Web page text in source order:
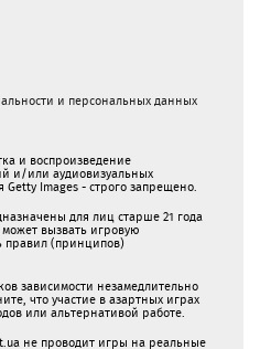
и персональных данных
и воспроизведение
и/или аудиовизуальных
Images - строго запрещено.
для лиц старше 21 года
может вызвать игровую
правил (принципов)
зависимости незамедлительно
что участие в азартных играх
или альтернативой работе.
не проводит игры на реальные